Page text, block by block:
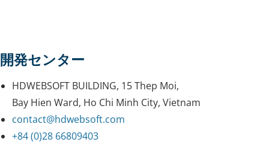
開発センター
HDWEBSOFT BUILDING, 15 Thep Moi,
Bay Hien Ward, Ho Chi Minh City, Vietnam
contact@hdwebsoft.com
+84 (0)28 66809403